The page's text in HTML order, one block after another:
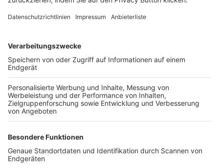
FOLGE DEM BFV
TOP-VEREINE
TOP-PARTNER